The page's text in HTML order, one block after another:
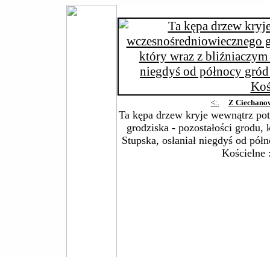
<:. Z
Ta kępa drzew kryje wewnątrz
grodziska - pozostałości
Stupska, osłaniał niegdyś od
Kościelne